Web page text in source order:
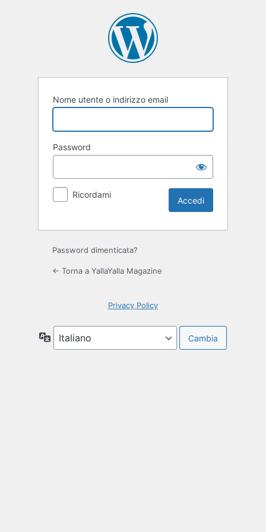
Nome utente o indirizzo email
Password
Ricordami
Password dimenticata?
← Torna a YallaYalla Magazine
Privacy Policy
Lingua